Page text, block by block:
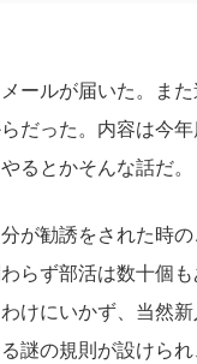
ールが届いた。ま
だった。内容は今
るとかそんな話だ。
が勧誘をされた時
らず部活は数十個
けにいかず、当然
謎の規則が設けら